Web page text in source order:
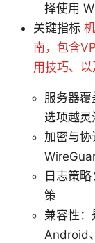
择使用
关键指标
南，包含
用技巧、
服务器覆
选项越灵
加密与协
日志策
策
兼容性：
Android